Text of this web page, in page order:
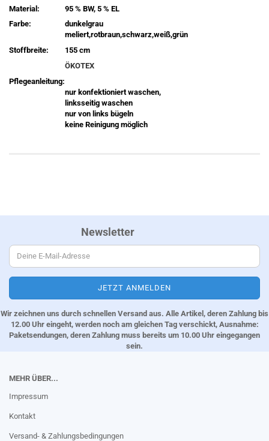
Material:
95 % BW, 5 % EL
Farbe:
dunkelgrau
meliert,rotbraun,schwarz,weiß,grün
Stoffbreite:
155 cm
ÖKOTEX
Pflegeanleitung:
nur konfektioniert waschen,
linksseitig waschen
nur von links bügeln
keine Reinigung möglich
Newsletter
Wir zeichnen uns durch schnellen Versand aus. Alle Artikel, deren Zahlung bis
12.00 Uhr eingeht, werden noch am gleichen Tag verschickt, Ausnahme:
Paketsendungen, deren Zahlung muss bereits um 10.00 Uhr eingegangen
sein.
MEHR ÜBER...
Impressum
Kontakt
Versand- & Zahlungsbedingungen